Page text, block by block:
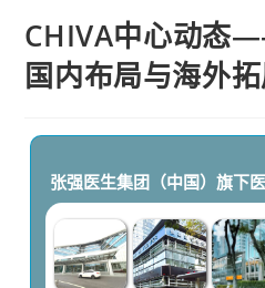
CHIVA中心动态
国内布局与海外
张强医生集团（中国）旗下